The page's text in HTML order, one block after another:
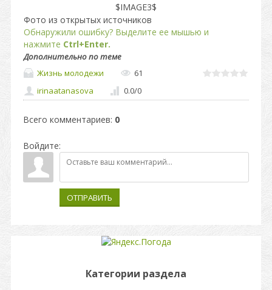
$IMAGE3$
Фото из открытых источников
Обнаружили ошибку? Выделите ее мышью и
нажмите Ctrl+Enter.
Дополнительно по теме
Жизнь молодежи
61
irinaatanasova
0.0/0
Всего комментариев: 0
Войдите:
ОТПРАВИТЬ
Категории раздела